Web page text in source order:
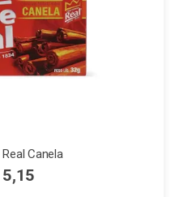
Canela
5,15